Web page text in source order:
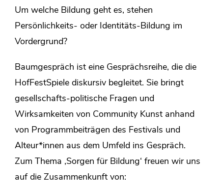
Um welche Bildung geht es, stehen
Persönlichkeits- oder Identitäts-Bildung im
Vordergrund?
Baumgespräch ist eine Gesprächsreihe, die die
HofFestSpiele diskursiv begleitet. Sie bringt
gesellschafts-politische Fragen und
Wirksamkeiten von Community Kunst anhand
von Programmbeiträgen des Festivals und
Alteur*innen aus dem Umfeld ins Gespräch.
Zum Thema ‚Sorgen für Bildung‘ freuen wir uns
auf die Zusammenkunft von: